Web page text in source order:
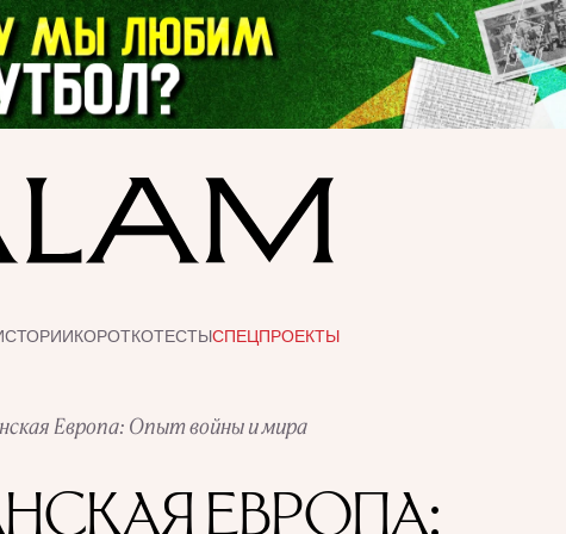
КОРОТКОТЕСТЫСПЕЦПРОЕКТЫ
Европа: Опыт войны и мира
ЕВРОПА: